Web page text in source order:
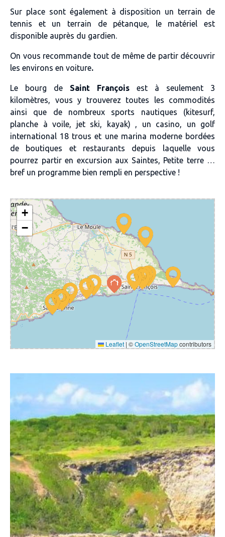
Sur place sont également à disposition un terrain de
tennis et un terrain de pétanque, le matériel est
disponible auprès du gardien.
On vous recommande tout de même de partir découvrir
les environs en voiture.
Le bourg de Saint François est à seulement 3
kilomètres , vous y trouverez toutes les commodités
ainsi que de nombreux sports nautiques (kitesurf,
planche à voile, jet ski, kayak) , un casino , un golf
international 18 trous et une marina moderne bordées
de boutiques et restaurants depuis laquelle vous
pourrez partir en excursion aux Saintes, Petite terre…
bref un programme bien rempli en perspective !
+
−
Leaflet | ©OpenStreetMapcontributors